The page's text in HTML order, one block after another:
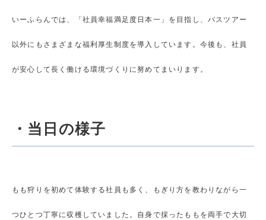
いーふらんでは、「社員幸福満足度日本一」を目指し、バスツアー
以外にもさまざまな福利厚生制度を導入しています。今後も、社員
が安心して長く働ける環境づくりに努めてまいります。
・当日の様子
もも狩りを初めて体験する社員も多く、もぎり方を教わりながら一
つひとつ丁寧に収穫していました。自身で採ったももを両手で大切